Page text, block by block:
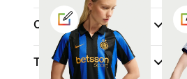
Comprar por preço
Tamanho